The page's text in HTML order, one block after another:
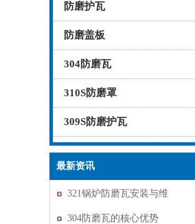
防磨护瓦
防磨盖板
304防磨瓦
310S防磨罩
309S防磨护瓦
最新资讯
321锅炉防磨瓦安装与维
护
304防磨瓦的核心优势